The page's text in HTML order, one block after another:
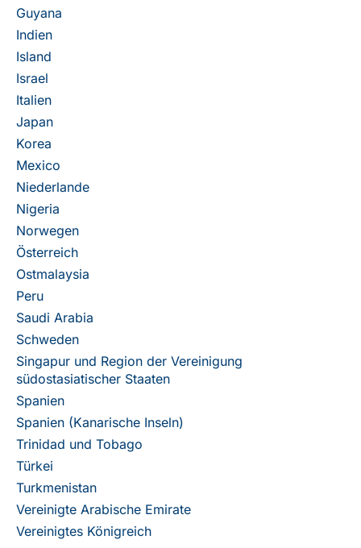
Guyana
Indien
Island
Israel
Italien
Japan
Korea
Mexico
Niederlande
Nigeria
Norwegen
Österreich
Ostmalaysia
Peru
Saudi Arabia
Schweden
Singapur und Region der Vereinigung
südostasiatischer Staaten
Spanien
Spanien (Kanarische Inseln)
Trinidad und Tobago
Türkei
Turkmenistan
Vereinigte Arabische Emirate
Vereinigtes Königreich